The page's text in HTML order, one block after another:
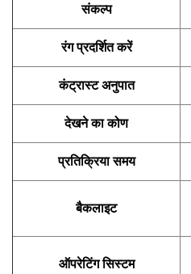
संकल्प
रंग प्रदर्शित करें
कंट्रास्ट अनुपात
देखने का कोण
प्रतिक्रिया समय
बैकलाइट
ऑपरेटिंग सिस्टम